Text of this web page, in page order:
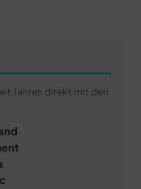
Jahren direkt mit den